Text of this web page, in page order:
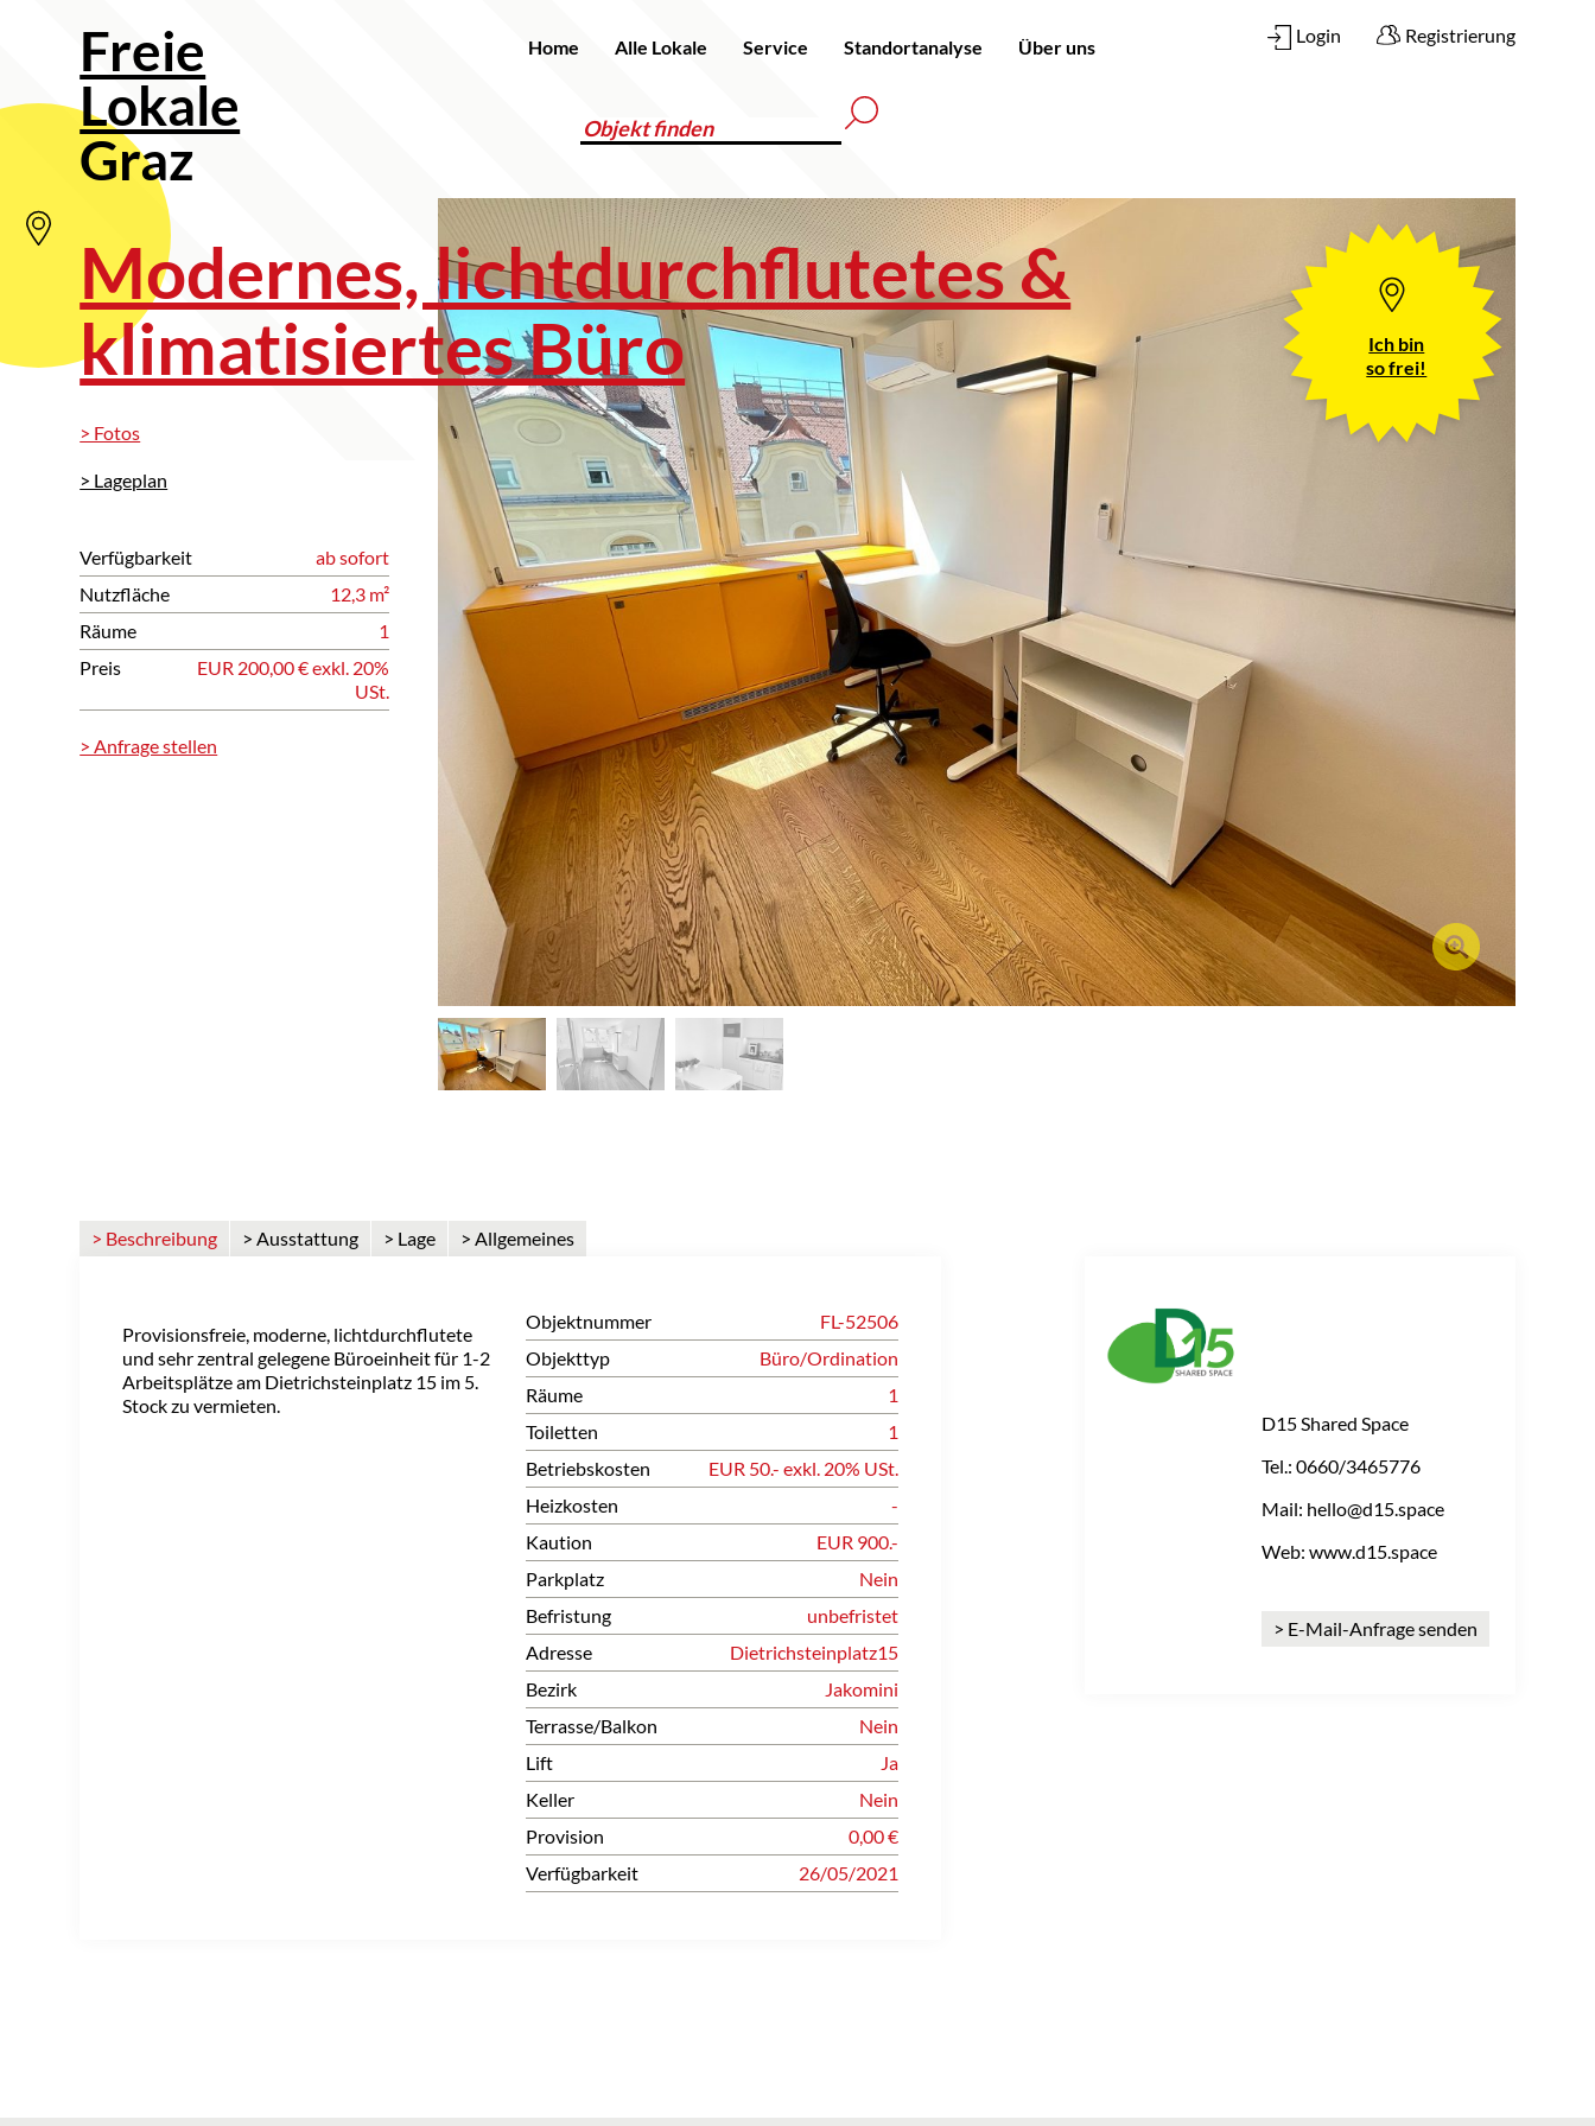
Freie
Lokale
Graz
Home Alle Lokale Service Standortanalyse Über uns
Login Registrierung
Modernes, lichtdurchflutetes &
klimatisiertes Büro
> Fotos
> Lageplan
Verfügbarkeit
ab sofort
Nutzfläche
12,3 m²
Räume
1
Preis
EUR 200,00 € exkl. 20%
USt.
> Anfrage stellen
Ich bin
so frei!
> Beschreibung > Ausstattung > Lage > Allgemeines
Provisionsfreie, moderne, lichtdurchflutete
und sehr zentral gelegene Büroeinheit für 1-2
Arbeitsplätze am Dietrichsteinplatz 15 im 5.
Stock zu vermieten.
Objektnummer
FL-52506
Objekttyp
Büro/Ordination
Räume
1
Toiletten
1
Betriebskosten
EUR 50.- exkl. 20% USt.
Heizkosten
-
Kaution
EUR 900.-
Parkplatz
Nein
Befristung
unbefristet
Adresse
Dietrichsteinplatz15
Bezirk
Jakomini
Terrasse/Balkon
Nein
Lift
Ja
Keller
Nein
Provision
0,00 €
Verfügbarkeit
26/05/2021
D15 Shared Space
Tel.: 0660/3465776
Mail: hello@d15.space
Web: www.d15.space
> E-Mail-Anfrage senden